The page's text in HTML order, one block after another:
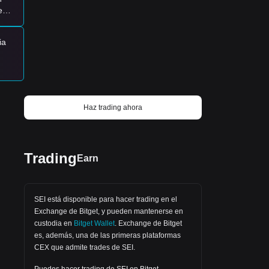
comments! 👇 #Crypto #Trading #Sei
#River #BSB #Investing #CryptoTrader
#SuccessStory #FinancialFreedom
Haz trading ahora
Trading Earn
SEI está disponible para hacer trading en el
Exchange de Bitget , y pueden mantenerse en
custodia en Bitget Wallet Exchange de Bitget
es, además, una de las primeras plataformas
CEX que admite trades de SEI.